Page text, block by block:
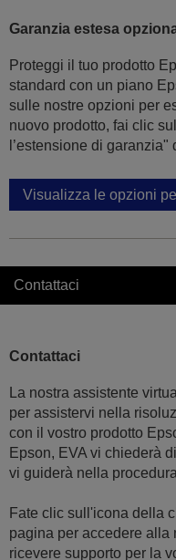
Garanzia estesa
Proteggi il tuo prodotto
standard con un piano
sulle nostre opzioni per
nuovo prodotto, fai clic
l’estensione di garanzia"
Visualizza le opzioni
Contattaci
Contattaci
La nostra assistente
per assistervi nella
con il vostro prodotto
Epson, EVA vi chiederà
vi guiderà nella
Fate clic sull'icona della
pagina per accedere alla
ricevere supporto per la